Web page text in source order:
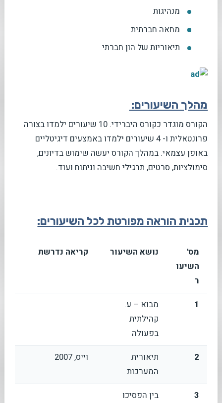
מנהיגות
מחאה חברתית
תיאוריות של הון חברתי
מהלך השיעורים:
הקורס מוגדר כקורס היברידי. 10 שיעורים ילמדו בצורה
פרונטאלית ו- 4 שיעורים ילמדו באמצעים דיגיטליים
באופן עצמאי. במהלך הקורס יעשה שימוש בדיונים,
סימולציות, סרטים, תרגילי חשיבה וניתוח ועוד.
תכנית הוראה מפורטת לכל השיעורים:
מס'
השיעו
ר
נושא השיעור קריאה נדרשת
1
מבוא – ע.
קהילתית
בפעולה
2
תיאורית
המערכות
וייס, 2007
3
בין הפסיכו